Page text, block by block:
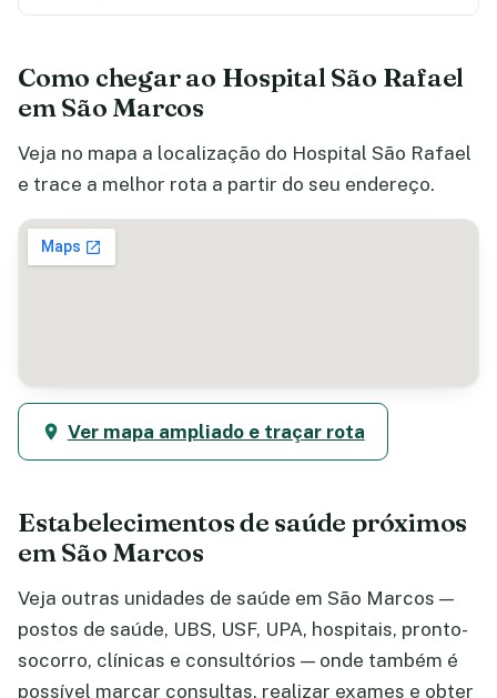
Como chegar ao Hospital São Rafael
em São Marcos
Veja no mapa a localização do Hospital São Rafael
e trace a melhor rota a partir do seu endereço.
Ver mapa ampliado e traçar rota
Estabelecimentos de saúde próximos
em São Marcos
Veja outras unidades de saúde em São Marcos —
postos de saúde, UBS, USF, UPA, hospitais, pronto-
socorro, clínicas e consultórios — onde também é
possível marcar consultas, realizar exames e obter